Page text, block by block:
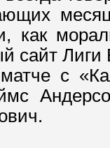
как
сайт Лиги
с